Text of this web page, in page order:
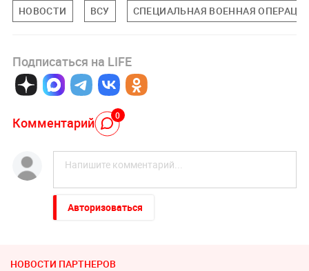
НОВОСТИ ВСУ СПЕЦИАЛЬНАЯ ВОЕННАЯ
Подписаться на LIFE
Комментарий 0
Авторизоваться
НОВОСТИ ПАРТНЕРОВ